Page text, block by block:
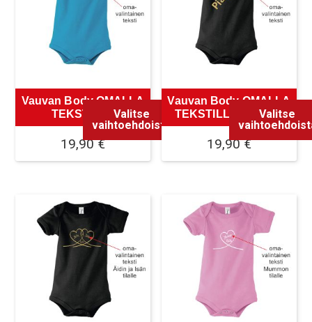
tehdä
valinnat
tuotteen
Voit
tehdä
valinnat
tuotteen
Vauvan Body OMALLA
TEKSTILLÄ
19,90€
Valitse
vaihtoehdoista
on
useampi
muunnelma.
Voit
tehdä
valinnat
tuotteen
Vauvan Body OMALLA
TEKSTILLÄ vinossa
19,90€
Valitse
on
muunnelma.
tehdä
valinnat
tuotteen